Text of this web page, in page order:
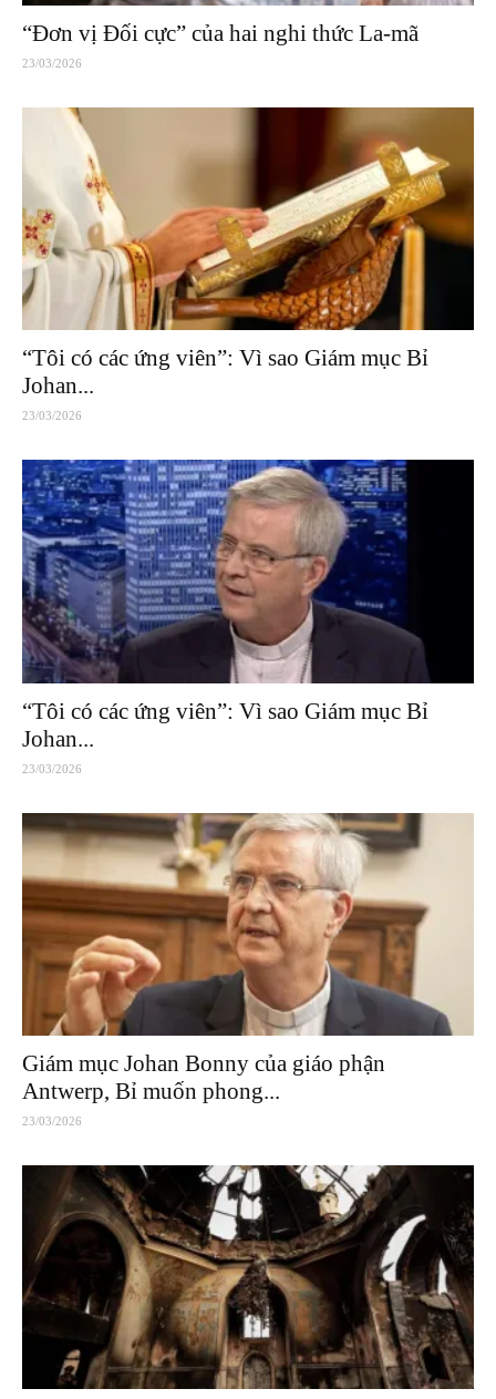
“Đơn vị Đối cực” của hai nghi thức La-mã
23/03/2026
“Tôi có các ứng viên”: Vì sao Giám mục Bỉ
Johan...
23/03/2026
“Tôi có các ứng viên”: Vì sao Giám mục Bỉ
Johan...
23/03/2026
Giám mục Johan Bonny của giáo phận
Antwerp, Bỉ muốn phong...
23/03/2026